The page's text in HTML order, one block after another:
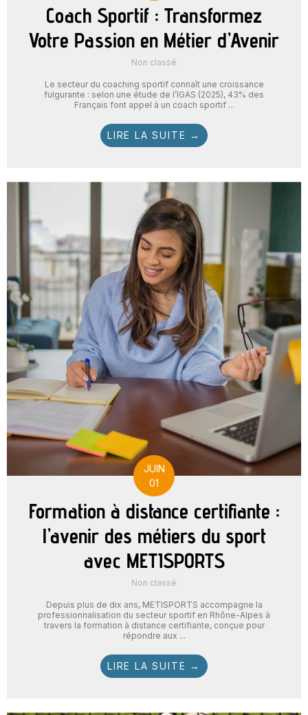
Coach Sportif : Transformez
Votre Passion en Métier d’Avenir
Non classé
Le secteur du coaching sportif connaît une croissance
fulgurante : selon une étude de l’IGAS (2025), 43% des
Français font appel à un coach sportif ...
LIRE LA SUITE →
JUIN
01
Formation à distance certifiante :
l’avenir des métiers du sport
avec METISPORTS
Non classé
Depuis plus de dix ans, METISPORTS accompagne la
professionnalisation du secteur sportif en Rhône-Alpes à
travers la formation à distance certifiante, conçue pour
répondre aux ...
LIRE LA SUITE →